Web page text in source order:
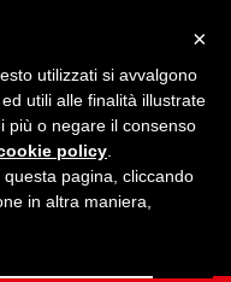
×
utilizzati si avvalgono
utili alle finalità illustrate
più o negare il consenso
policy
pagina, cliccando
in altra maniera,